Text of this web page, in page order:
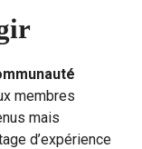
membres
mais
d’expérience